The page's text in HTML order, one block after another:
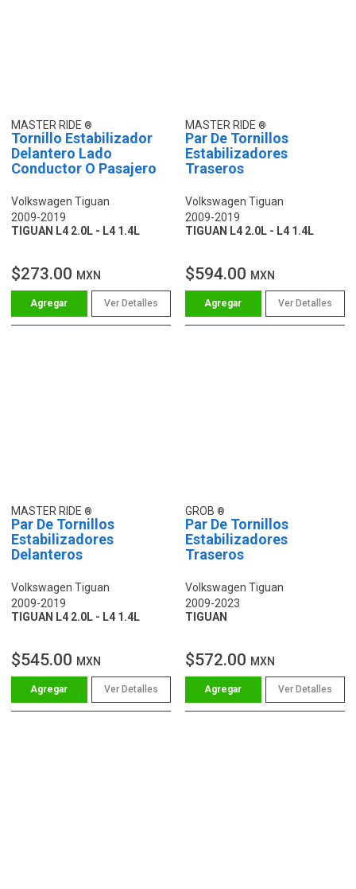
MASTER RIDE
Tornillo Estabilizador
Delantero Lado
Conductor O Pasajero
Volkswagen Tiguan
2009-2019
TIGUAN L4 2.0L - L4 1.4L
$273.00 MXN
Ver Detalles
MASTER RIDE
Par De Tornillos
Estabilizadores
Traseros
Volkswagen Tiguan
2009-2019
TIGUAN L4 2.0L - L4 1.4L
$594.00 MXN
Ver Detalles
MASTER RIDE
Par De Tornillos
Estabilizadores
Delanteros
Volkswagen Tiguan
2009-2019
TIGUAN L4 2.0L - L4 1.4L
$545.00 MXN
Ver Detalles
GROB
Par De Tornillos
Estabilizadores
Traseros
Volkswagen Tiguan
2009-2023
TIGUAN
$572.00 MXN
Ver Detalles